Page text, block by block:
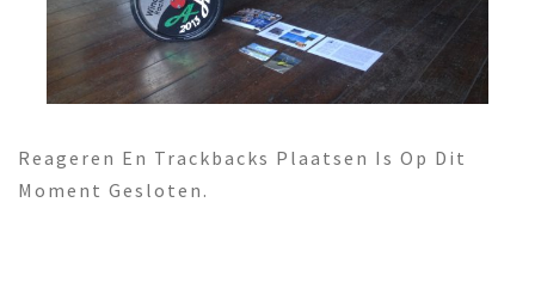
Reageren En Trackbacks Plaatsen Is Op Dit
Moment Gesloten.